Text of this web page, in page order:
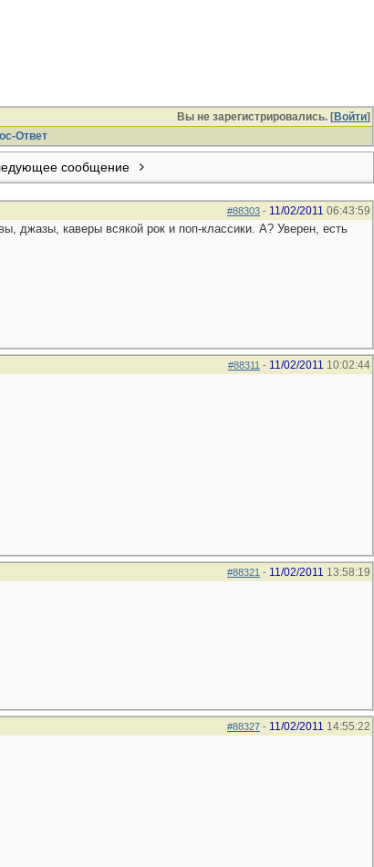
Вы не зарегистрировались. [Войти]
Ответ
сообщение
#88303 - 11/02/2011 06:43:59
джазы, каверы всякой рок и поп-классики. А? Уверен, есть
#88311 - 11/02/2011 10:02:44
#88321 - 11/02/2011 13:58:19
#88327 - 11/02/2011 14:55:22